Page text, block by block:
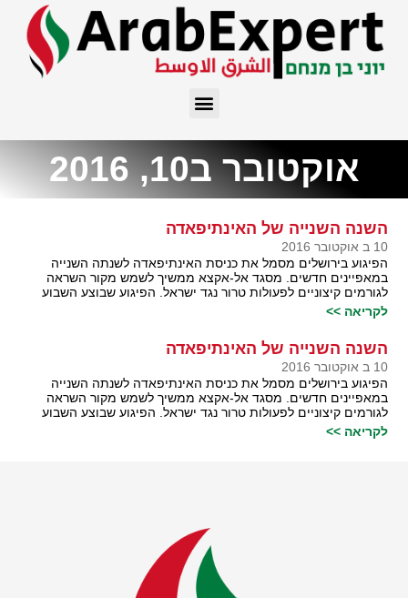
אוקטובר ב10, 2016
השנה השנייה של האינתיפאדה
10 ב אוקטובר 2016
הפיגוע בירושלים מסמל את כניסת האינתיפאדה לשנתה השנייה
במאפיינים חדשים. מסגד אל-אקצא ממשיך לשמש מקור השראה
לגורמים קיצוניים לפעולות טרור נגד ישראל. הפיגוע שבוצע השבוע
לקריאה >>
השנה השנייה של האינתיפאדה
10 ב אוקטובר 2016
הפיגוע בירושלים מסמל את כניסת האינתיפאדה לשנתה השנייה
במאפיינים חדשים. מסגד אל-אקצא ממשיך לשמש מקור השראה
לגורמים קיצוניים לפעולות טרור נגד ישראל. הפיגוע שבוצע השבוע
לקריאה >>